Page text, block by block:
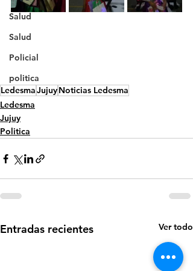
Salud
Salud
Policial
politica
LedesmaJujuyNoticias Ledesma
Ledesma
Jujuy
Politica
Entradas recientes Ver todo